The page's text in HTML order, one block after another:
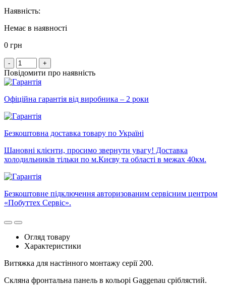
Наявність:
Немає в наявності
0 грн
- +
Повідомити про наявність
Офіційна гарантія від виробника – 2 роки
Безкоштовна доставка товару по Україні
Шановні клієнти, просимо звернути увагу! Доставка
холодильників тільки по м.Києву та області в межах 40км.
Безкоштовне підключення авторизованим сервісним центром
«Побуттех Сервіс».
Огляд товару
Характеристики
Витяжка для настінного монтажу серії 200.
Скляна фронтальна панель в кольорі Gaggenau сріблястий.